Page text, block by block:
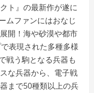
ト』の最新作が遂に
ムファンにはおなじ
開！海や砂漠や都市
表現された多種多様
戦う駒となる兵器も
な兵器から、電子戦
まで50種類以上の兵